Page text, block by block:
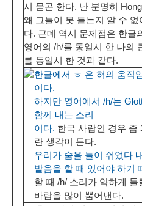
시 묻곤 한다. 난 분명히
왜 그들이 못 듣는지 알 수
다. 근데 역시 문제점은 한글
영어의 /h/를 동일시 한 나의
를 동일시 한 것과 같다.
한글에서 ㅎ 은 혀의 움직
이다.
하지만 영어에서 /h/는
함께 내는 소리
이다. 한국 사람인 경우 좀
란 생각이 든다.
우리가 숨을 들이 쉬었다
발음을 할 때 있어야 하기
할 때 /h/ 소리가 약하게 들
바람을 많이 뿜어낸다.